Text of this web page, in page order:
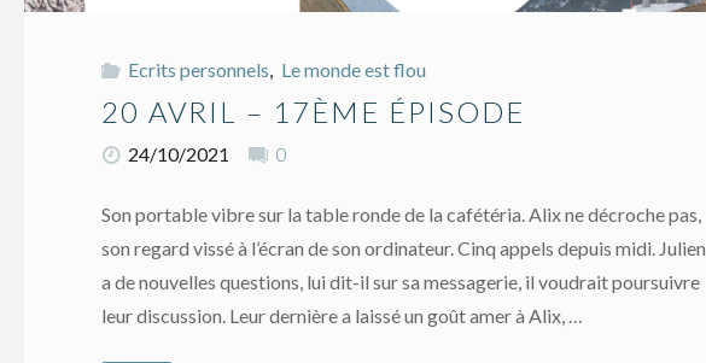
épisode"
Ecrits personnels Le monde est flou
20 AVRIL – 17ÈME ÉPISODE
24/10/2021 0
Son portable vibre sur la table ronde de la cafétéria. Alix ne décroche pas,
son regard vissé à l’écran de son ordinateur. Cinq appels depuis midi. Julien
a de nouvelles questions, lui dit-il sur sa messagerie, il voudrait poursuivre
leur discussion. Leur dernière a laissé un goût amer à Alix, …